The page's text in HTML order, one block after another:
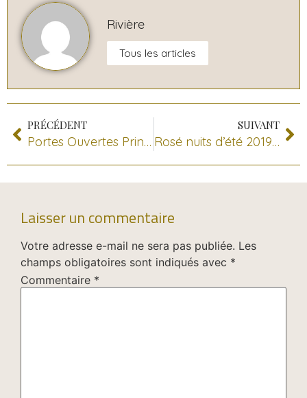
Rivière
Tous les articles
PRÉCÉDENT
Portes Ouvertes Printemps 2019
SUIVANT
Rosé nuits d’été 2019 au Domaine JP RIVIERE
Laisser un commentaire
Votre adresse e-mail ne sera pas publiée. Les
champs obligatoires sont indiqués avec *
Commentaire *